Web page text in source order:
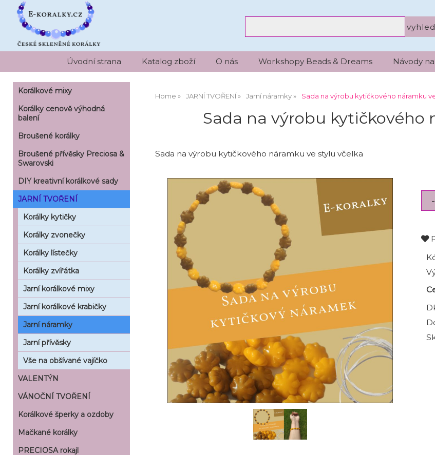
Úvodní strana Katalog zboží O nás Workshopy Beads & Dreams Návody
Home JARNÍ TVOŘENÍ Jarní náramky Sada na výrobu kytičkového náramku
Sada na výrobu kytičkového
Sada na výrobu kytičkového náramku ve stylu včelka
Korálkové mixy
Korálky cenově výhodná
balení
Broušené korálky
Broušené přívěsky Preciosa &
Swarovski
DIY kreativní korálkové sady
JARNÍ TVOŘENÍ
Korálky kytičky
Korálky zvonečky
Korálky lístečky
Korálky zvířátka
Jarní korálkové mixy
Jarní korálkové krabičky
Jarní náramky
Jarní přívěsky
Vše na obšívané vajíčko
VALENTÝN
VÁNOČNÍ TVOŘENÍ
Korálkové šperky a ozdoby
Mačkané korálky
PRECIOSA rokajl